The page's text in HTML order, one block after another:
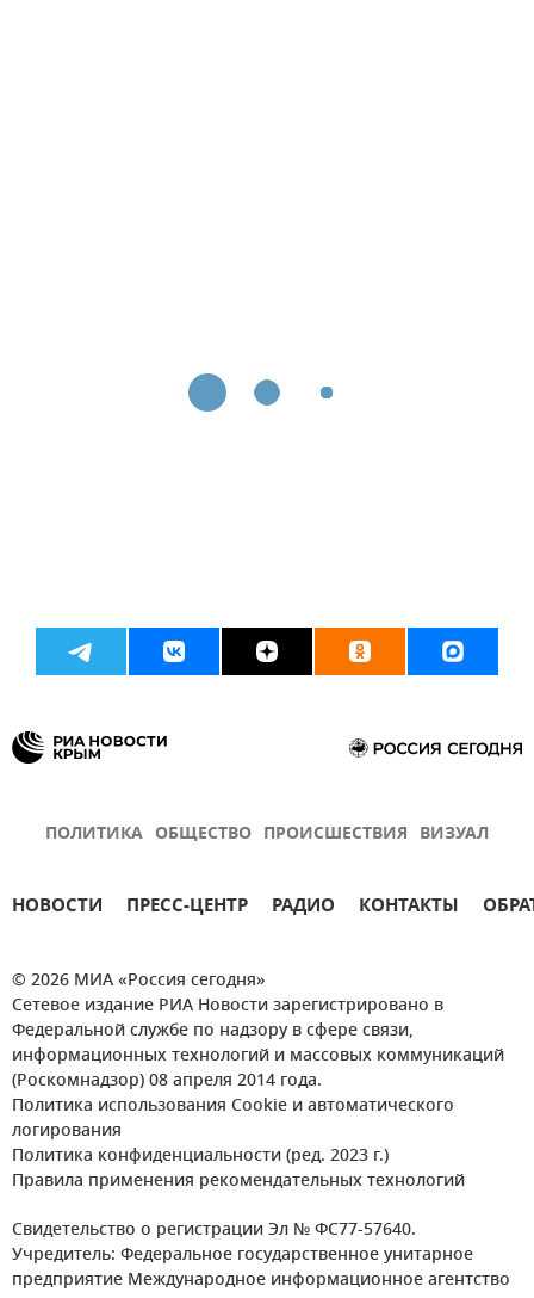
ПОЛИТИКА ОБЩЕСТВО ПРОИСШЕСТВИЯ ВИЗУАЛ
НОВОСТИ ПРЕСС-ЦЕНТР РАДИО КОНТАКТЫ
© 2026 МИА «Россия сегодня»
Сетевое издание РИА Новости зарегистрировано в
Федеральной службе по надзору в сфере связи,
информационных технологий и массовых коммуникаций
(Роскомнадзор) 08 апреля 2014 года.
Политика использования Cookie и автоматического
логирования
Политика конфиденциальности (ред. 2023 г.)
Правила применения рекомендательных технологий
Свидетельство о регистрации Эл № ФС77-57640.
Учредитель: Федеральное государственное унитарное
предприятие Международное информационное агентство